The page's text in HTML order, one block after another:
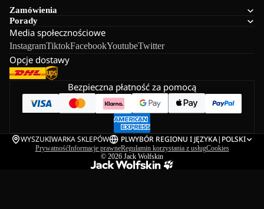
Zamówienia
Porady
Media społecznościowe
InstagramTiktokFacebookYoutubeTwitter
Opcje dostawy
Bezpieczna płatność za pomocą
WYSZUKIWARKA SKLEPÓW PLWYBÓR REGIONU I JĘZYKA| POLSKI
PrywatnośćInformacje prawneRegulamin korzystania z usługCookies
© 2026 Jack Wolfskin